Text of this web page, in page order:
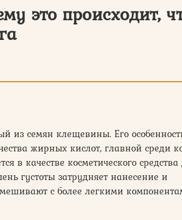
это происходит,
из семян клещевины. Его
жирных кислот, главной среди
в качестве косметического
густоты затрудняет нанесение и
с более легкими